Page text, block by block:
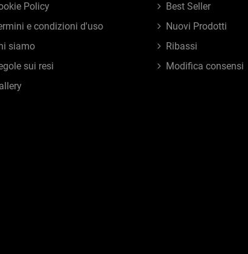
Best Seller
Nuovi Prodotti
Ribassi
Modifica consensi
Policy
e condizioni d'uso
siamo
sui resi